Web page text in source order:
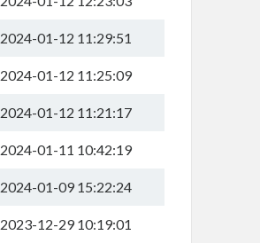
2024-01-12 11:29:51
2024-01-12 11:25:09
2024-01-12 11:21:17
2024-01-11 10:42:19
2024-01-09 15:22:24
2023-12-29 10:19:01